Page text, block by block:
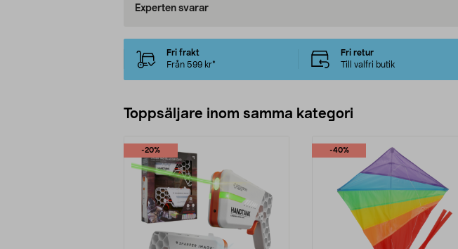
Experten svarar
Fri frakt
Från 599 kr*
Fri retur
Till valfri butik
Toppsäljare inom samma kategori
-20% -40%